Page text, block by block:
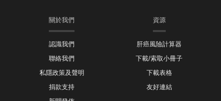
關於我們
認識我們
聯絡我們
私隱政策及聲明
捐款支持
資源
肝癌風險計算器
下載/索取小冊子
下載表格
友好連結